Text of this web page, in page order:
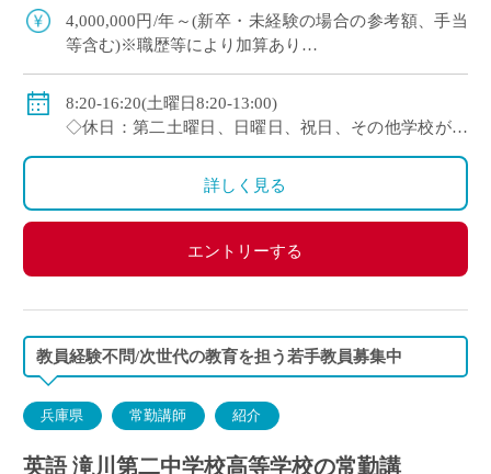
100年を超える神戸市内の伝統校
4,000,000円/年～(新卒・未経験の場合の参考額、手当
等含む)※職歴等により加算あり
・30歳(教諭・配偶者あり)：約660万円
・40歳(教諭・配偶者及び子２人)：約860万円
・50歳(教諭・配偶者及び子２人)：約940万円
◇賞与：有(過去実績3.55ヶ月分＋30万円)
◇保険：私学共済、雇用保険、労災保険
8:20-16:20(土曜日8:20-13:00)
◇休日：第二土曜日、日曜日、祝日、その他学校が定
詳しく見る
エントリーする
教員経験不問/次世代の教育を担う若手教員募集中
兵庫県 常勤講師 紹介
英語 滝川第二中学校高等学校の常勤講